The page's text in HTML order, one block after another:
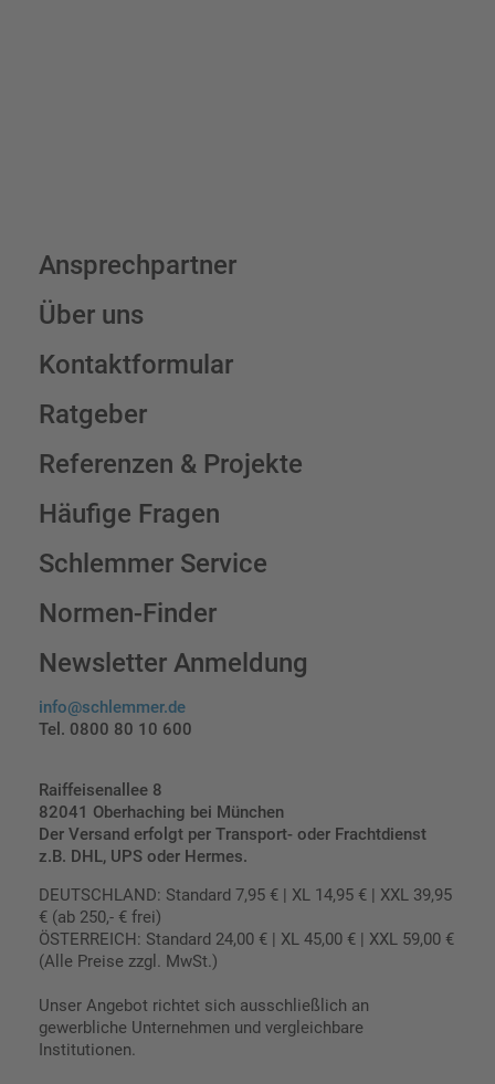
Ansprechpartner
Über uns
Kontaktformular
Ratgeber
Referenzen & Projekte
Häufige Fragen
Schlemmer Service
Normen-Finder
Newsletter Anmeldung
info@schlemmer.de
Tel. 0800 80 10 600
Raiffeisenallee 8
82041 Oberhaching bei München
Der Versand erfolgt per Transport- oder Frachtdienst
z.B. DHL, UPS oder Hermes.
DEUTSCHLAND: Standard 7,95 € | XL 14,95 € | XXL 39,95
€ (ab 250,- € frei)
ÖSTERREICH: Standard 24,00 € | XL 45,00 € | XXL 59,00 €
(Alle Preise zzgl. MwSt.)
Unser Angebot richtet sich ausschließlich an
gewerbliche Unternehmen und vergleichbare
Institutionen.